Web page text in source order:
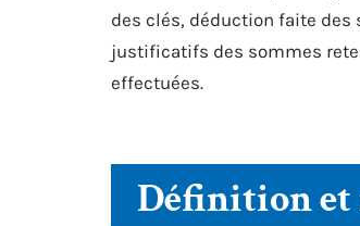
des clés, déduction faite
justificatifs des sommes
effectuées.
Définition et